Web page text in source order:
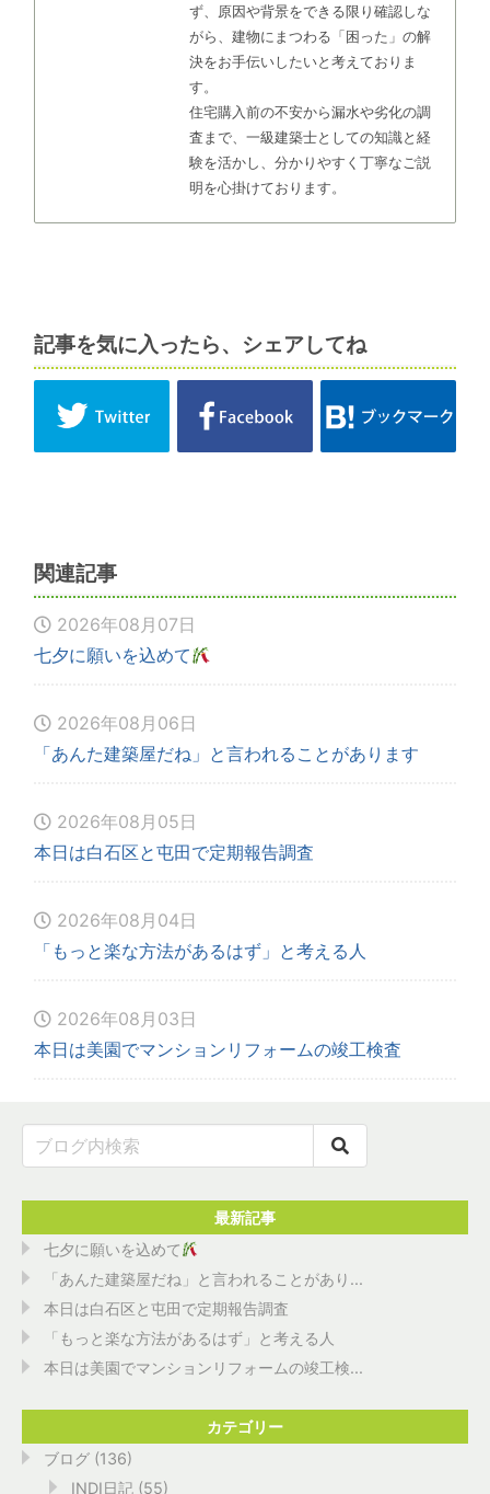
ず、原因や背景をできる限り確認しな
がら、建物にまつわる「困った」の解
決をお手伝いしたいと考えておりま
す。
住宅購入前の不安から漏水や劣化の調
査まで、一級建築士としての知識と経
験を活かし、分かりやすく丁寧なご説
明を心掛けております。
記事を気に入ったら、シェアしてね
関連記事
2026年08月07日
七夕に願いを込めて
2026年08月06日
「あんた建築屋だね」と言われることがあります
2026年08月05日
本日は白石区と屯田で定期報告調査
2026年08月04日
「もっと楽な方法があるはず」と考える人
2026年08月03日
本日は美園でマンションリフォームの竣工検査
最新記事
七夕に願いを込めて
「あんた建築屋だね」と言われることがあり...
本日は白石区と屯田で定期報告調査
「もっと楽な方法があるはず」と考える人
本日は美園でマンションリフォームの竣工検...
カテゴリー
ブログ (136)
INDI日記 (55)